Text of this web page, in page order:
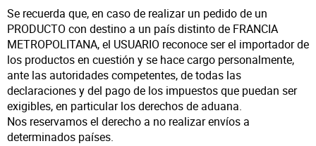
Se recuerda que, en caso de realizar un pedido de un
PRODUCTO con destino a un país distinto de FRANCIA
METROPOLITANA, el USUARIO reconoce ser el importador de
los productos en cuestión y se hace cargo personalmente,
ante las autoridades competentes, de todas las
declaraciones y del pago de los impuestos que puedan ser
exigibles, en particular los derechos de aduana.
Nos reservamos el derecho a no realizar envíos a
determinados países.